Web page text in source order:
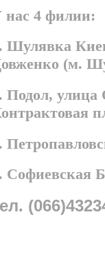
нас 4 филии:
Шулявка
(м.
Подол,
Софиевская